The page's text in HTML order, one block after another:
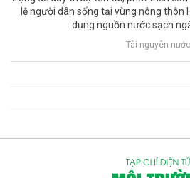
lệ người dân sống tại vùng nông thôn
dụng nguồn nước sạch
Tài nguyên nước